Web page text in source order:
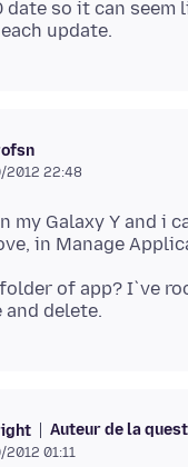
date so it can seem
2012 22:48
my Galaxy Y and i
of app? I`ve
Auteur de la
2012 01:11